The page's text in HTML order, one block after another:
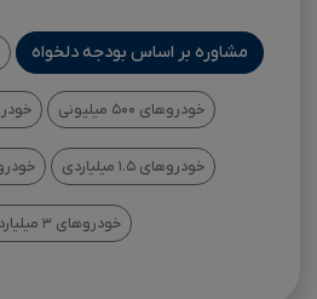
مشاوره بر اساس بودجه دلخواه
خودروهای ۵۰۰ میلیونی
خودروهای ۱.۵ میلیاردی خودروهای
خودروهای ۳ میلیاردی